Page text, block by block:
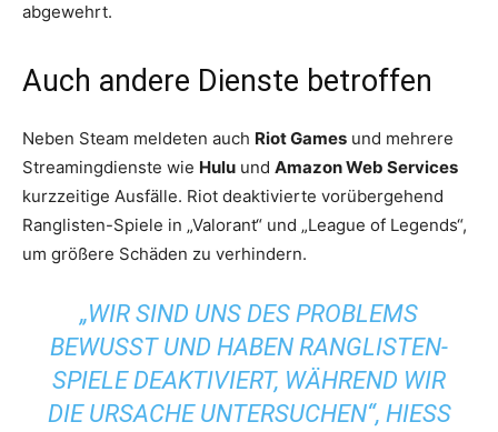
abgewehrt.
Auch andere Dienste betroffen
Neben Steam meldeten auch Riot Games und mehrere
Streamingdienste wie Hulu und Amazon Web Services
kurzzeitige Ausfälle. Riot deaktivierte vorübergehend
Ranglisten-Spiele in „Valorant“ und „League of Legends“,
um größere Schäden zu verhindern.
„WIR SIND UNS DES PROBLEMS
BEWUSST UND HABEN RANGLISTEN-
SPIELE DEAKTIVIERT, WÄHREND WIR
DIE URSACHE UNTERSUCHEN“, HIESS E